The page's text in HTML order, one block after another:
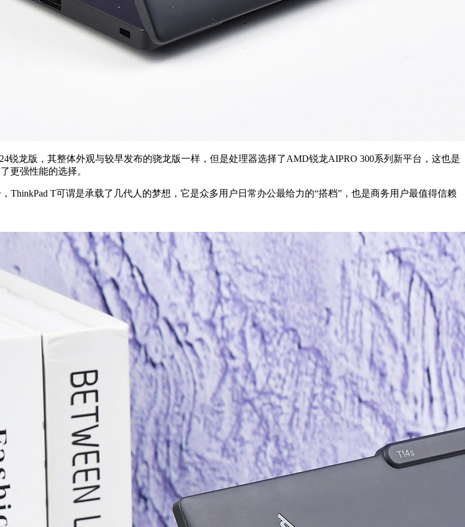
龙版，其整体外观与较早发布的骁龙版一样，但是处理器选择了AMD锐龙AIPRO 300系列新平台，这也是
更强性能的选择。
ThinkPad T可谓是承载了几代人的梦想，它是众多用户日常办公最给力的“搭档”，也是商务用户最值得信赖